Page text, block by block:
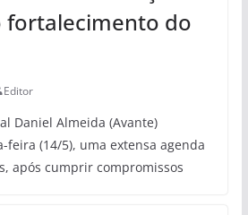
fortalecimento do
Editor
Daniel Almeida (Avante)
(14/5), uma extensa agenda
após cumprir compromissos